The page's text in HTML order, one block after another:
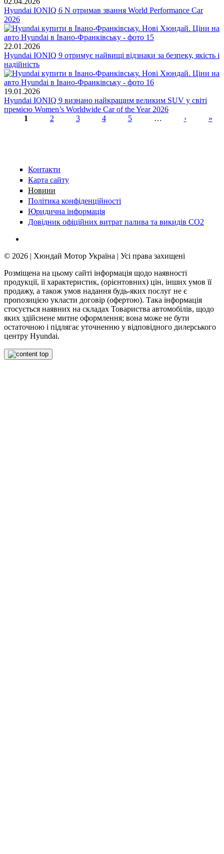
Hyundai IONIQ 6 N отримав звання World Performance Car
2026
22.01.2026
Hyundai IONIQ 9 отримує найвищі відзнаки за безпеку, якість і
надійність
19.01.2026
Hyundai IONIQ 9 визнано найкращим великим SUV у світі
премією Women’s Worldwide Car of the Year 2026
1 2 3 4 5 … › »
Контакти
Карта сайту
Новини
Політика конфіденційності
Юридична інформація
Довідник офіційних витрат палива та викидів СО2
© 2026 | Хюндай Мотор Україна | Усі права захищені
Розміщена на цьому сайті інформація щодо наявності
продукції, її характеристик, (орієнтовних) цін, інших умов її
продажу, а також умов надання будь-яких послуг не є
пропозицією укласти договір (офертою). Така інформація
стосується наявних на складах Товариства автомобілів, щодо
яких здійснене митне оформлення; вона може не бути
остаточною і підлягає уточненню у відповідного дилерського
центру Hyundai.